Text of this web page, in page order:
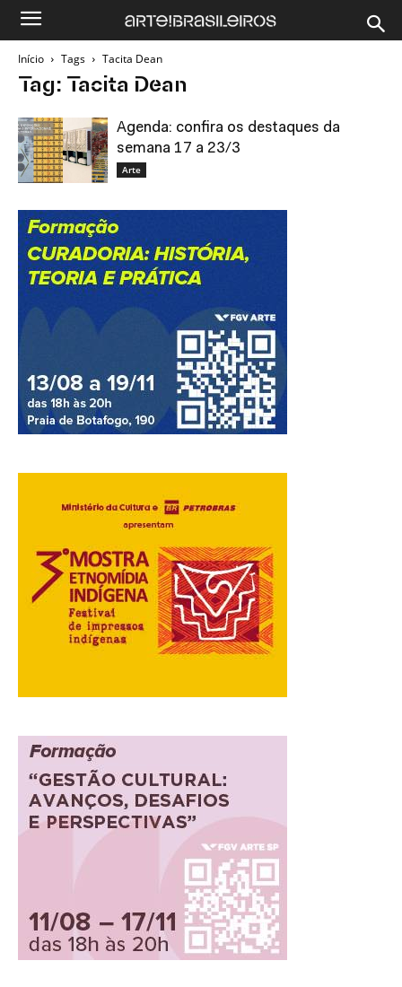
Início Tags Tacita Dean
Tag: Tacita Dean
Agenda: confira os destaques da
semana 17 a 23/3
Arte